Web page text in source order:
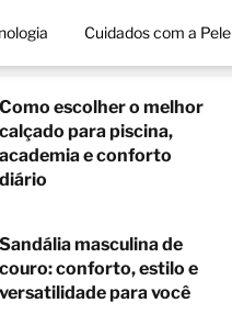
Cuidados com a Pele
Como escolher o melhor
calçado para piscina,
academia e conforto
diário
Sandália masculina de
couro: conforto, estilo e
versatilidade para você